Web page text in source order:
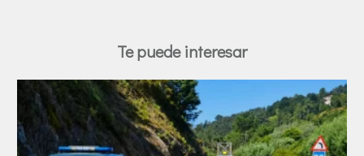
Te puede interesar